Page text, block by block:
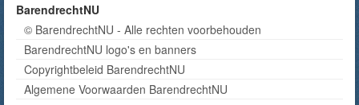
BarendrechtNU
© BarendrechtNU - Alle rechten voorbehouden
BarendrechtNU logo's en banners
Copyrightbeleid BarendrechtNU
Algemene Voorwaarden BarendrechtNU